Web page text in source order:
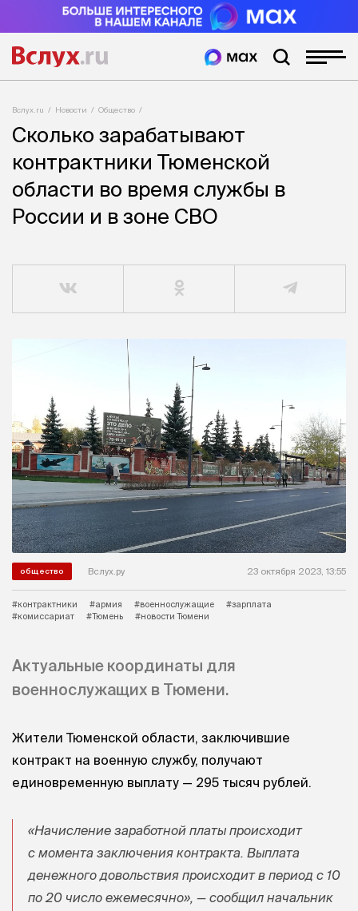
Вслух.ru Новости Общество
Сколько зарабатывают
контрактники Тюменской
области во время службы в
России и в зоне СВО
общество Вслух.ру 23 октября 2023, 13:55
#контрактники #армия #военнослужащие
#зарплата
#комиссариат
#Тюмень #новости Тюмени
Актуальные координаты для
военнослужащих в Тюмени.
Жители Тюменской области, заключившие
контракт на военную службу, получают
единовременную выплату — 295 тысяч рублей.
«Начисление заработной платы происходит
с момента заключения контракта. Выплата
денежного довольствия происходит в период с 10
по 20 число ежемесячно», — сообщил начальник